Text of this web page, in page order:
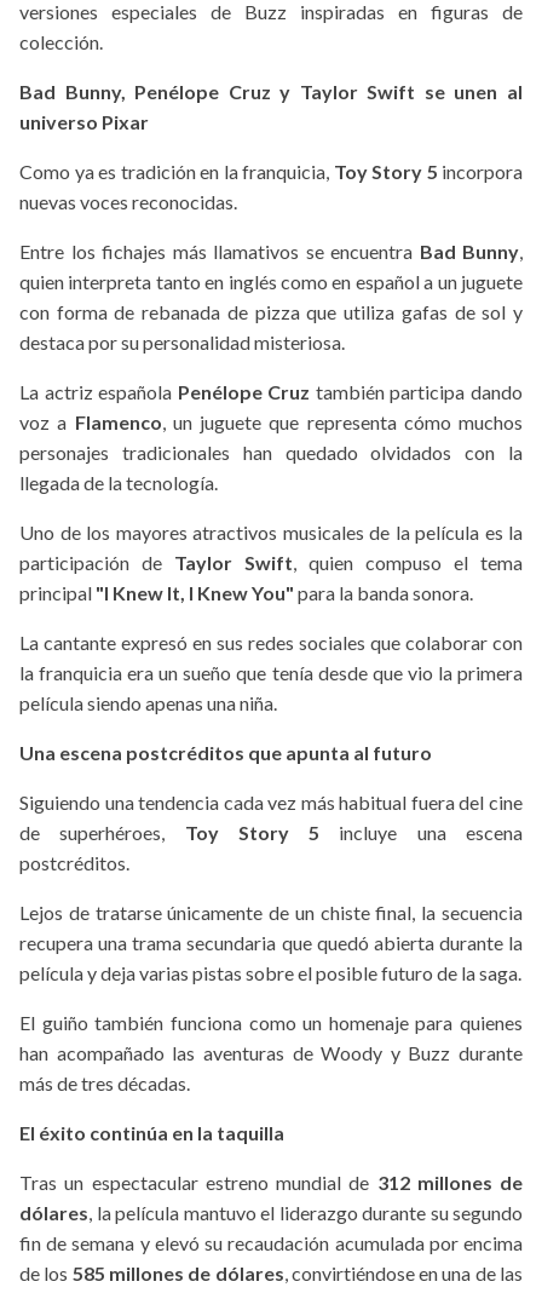
versiones especiales de Buzz inspiradas en figuras de
colección.
Bad Bunny, Penélope Cruz y Taylor Swift se unen al
universo Pixar
Como ya es tradición en la franquicia, Toy Story 5 incorpora
nuevas voces reconocidas.
Entre los fichajes más llamativos se encuentra Bad Bunny,
quien interpreta tanto en inglés como en español a un juguete
con forma de rebanada de pizza que utiliza gafas de sol y
destaca por su personalidad misteriosa.
La actriz española Penélope Cruz también participa dando
voz a Flamenco, un juguete que representa cómo muchos
personajes tradicionales han quedado olvidados con la
llegada de la tecnología.
Uno de los mayores atractivos musicales de la película es la
participación de Taylor Swift, quien compuso el tema
principal "I Knew It, I Knew You" para la banda sonora.
La cantante expresó en sus redes sociales que colaborar con
la franquicia era un sueño que tenía desde que vio la primera
película siendo apenas una niña.
Una escena postcréditos que apunta al futuro
Siguiendo una tendencia cada vez más habitual fuera del cine
de superhéroes, Toy Story 5 incluye una escena
postcréditos.
Lejos de tratarse únicamente de un chiste final, la secuencia
recupera una trama secundaria que quedó abierta durante la
película y deja varias pistas sobre el posible futuro de la saga.
El guiño también funciona como un homenaje para quienes
han acompañado las aventuras de Woody y Buzz durante
más de tres décadas.
El éxito continúa en la taquilla
Tras un espectacular estreno mundial de 312 millones de
dólares, la película mantuvo el liderazgo durante su segundo
fin de semana y elevó su recaudación acumulada por encima
de los 585 millones de dólares, convirtiéndose en una de las